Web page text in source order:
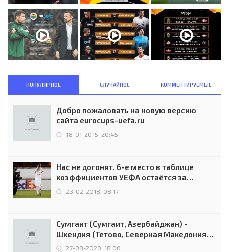
ПОПУЛЯРНОЕ СЛУЧАЙНОЕ КОММЕНТИРУЕМЫЕ
Добро пожаловать на новую версию
сайта eurocups-uefa.ru
18-01-2015, 20:45
Нас не догонят. 6-е место в таблице
коэффициентов УЕФА остаётся за
Россией
23-02-2018, 08:17
Сумгаит (Сумгаит, Азербайджан) -
Шкендия (Тетово, Северная Македония) -
0:2 (0:0)
27-08-2020, 18:00